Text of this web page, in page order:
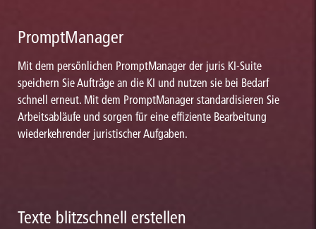
PromptManager
Mit dem persönlichen PromptManager der juris KI-Suite
speichern Sie Aufträge an die KI und nutzen sie bei Bedarf
schnell erneut. Mit dem PromptManager standardisieren Sie
Arbeitsabläufe und sorgen für eine effiziente Bearbeitung
wiederkehrender juristischer Aufgaben.
Texte blitzschnell erstellen